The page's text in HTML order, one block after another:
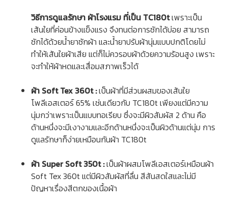
วิธีการดูแลรักษา ผ้าโรงแรม ที่เป็น TC180tเพราะเป็น
เส้นใยที่ค่อนข้างแข็งแรง จึงทนต่อการซักได้บ่อย สามารถ
ซักได้ด้วยน้ำยาซักผ้า และน้ำยาปรับผ้านุ่มแบบปกติโดยไม่
ทำให้เส้นใยผ้าเสีย แต่ก็ไม่ควรอบผ้าด้วยความร้อนสูง เพราะ
จะทำให้ผ้าหดและเสื่อมสภาพเร็วได้
ผ้า Soft Tex 360t :เป็นผ้าที่มีส่วนผสมของเส้นใย
โพลีเอสเตอร์ 65% เช่นเดียวกับ TC180t เพียงแต่มีความ
นุ่มกว่าเพราะเป็นแบบทอเรียบ ซึ่งจะมีผิวสัมผัส 2 ด้าน คือ
ด้านหนึ่งจะมีเงางามและอีกด้านหนึ่งจะเป็นผิวด้านแต่นุ่ม การ
ดูแลรักษาก็ง่ายเหมือนกันผ้า TC180t
ผ้า Super Soft 350t :เป็นผ้าผสมโพลีเอสเตอร์เหมือนผ้า
Soft Tex 360t แต่มีผิวสัมผัสที่ลื่น สีสันสดใสและไม่มี
ปัญหาเรื่องสีตกของเนื้อผ้า